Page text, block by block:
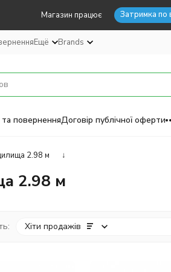
Магазин працює Затримка по
Ещё Brands
поверненняДоговір публічної оферти
2.98 м ↓
2.98 м
Хіти продажів